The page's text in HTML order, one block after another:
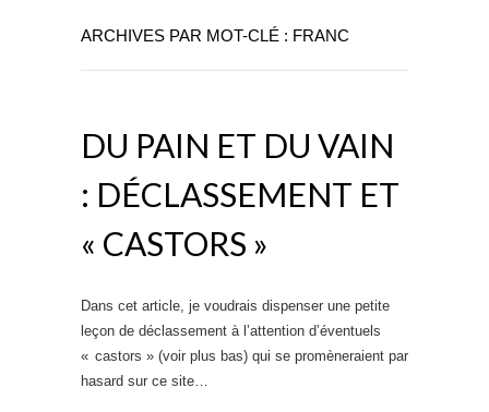
ARCHIVES PAR MOT-CLÉ : FRANC
DU PAIN ET DU VAIN
: DÉCLASSEMENT ET
« CASTORS »
Dans cet article, je voudrais dispenser une petite
leçon de déclassement à l’attention d’éventuels
« castors » (voir plus bas) qui se promèneraient par
hasard sur ce site…